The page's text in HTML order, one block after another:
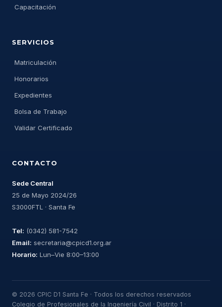
Capacitación
SERVICIOS
Matriculación
Honorarios
Expedientes
Bolsa de Trabajo
Validar Certificado
CONTACTO
Sede Central
25 de Mayo 2024/26
S3000FTL · Santa Fe
Tel: (0342) 581-7542
Email: secretaria@cpicd1.org.ar
Horario: Lun–Vie 8:00–13:00
© 2026 CPIC D1 Santa Fe · Todos los derechos reservados
Colegio de Profesionales de la Ingeniería Civil · Distrito 1 ·